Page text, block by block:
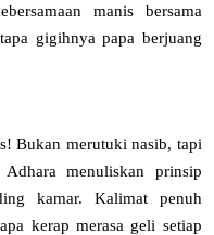
manis bersama
gigihnya papa berjuang
Bukan merutuki nasib, tapi
menuliskan prinsip
kamar. Kalimat penuh
kerap merasa geli setiap